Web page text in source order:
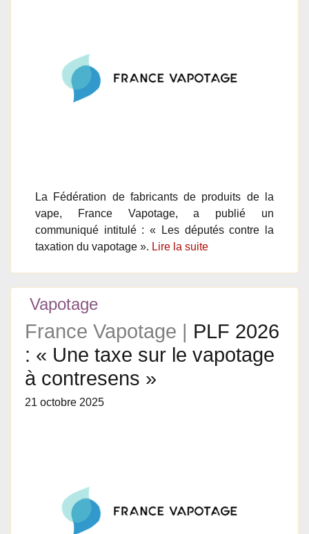
La Fédération de fabricants de produits de la
vape, France Vapotage, a publié un
communiqué intitulé : « Les députés contre la
taxation du vapotage ». Lire la suite
Vapotage
France Vapotage | PLF 2026
: « Une taxe sur le vapotage
à contresens »
21 octobre 2025